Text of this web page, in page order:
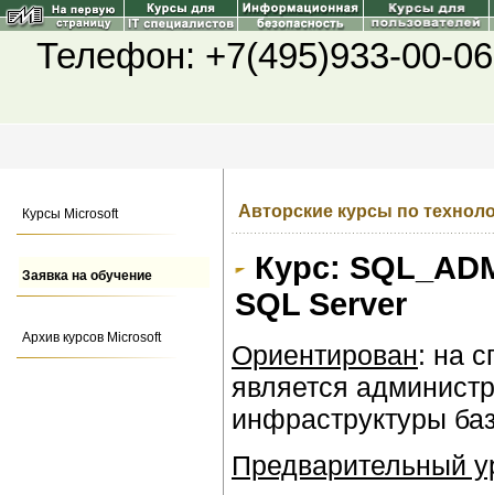
Телефон: +7(495)933-00-
Курсы Microsoft
Заявка на обучение
Архив курсов Microsoft
Авторские курсы по
Курс:
SQL Server
Ориентирован: на
является
инфраструктуры
Предварительный